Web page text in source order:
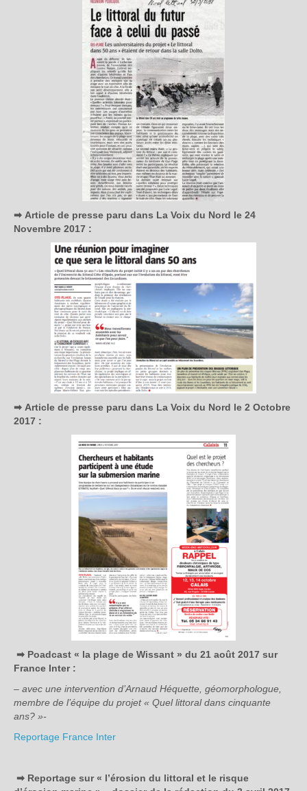
➡ Article de presse paru dans La Voix du Nord le 24
Novembre 2017 :
➡ Article de presse paru dans La Voix du Nord le 2 Octobre
2017 :
➡ Poadcast « la plage de Wissant » du 21 août 2017 sur
France Inter :
– avec une intervention d’Arnaud Héquette, géomorphologue,
membre de l’équipe du projet « Quel littoral dans cinquante
ans? »-
Reportage France Inter
➡ Reportage sur « l’érosion du littoral et le risque